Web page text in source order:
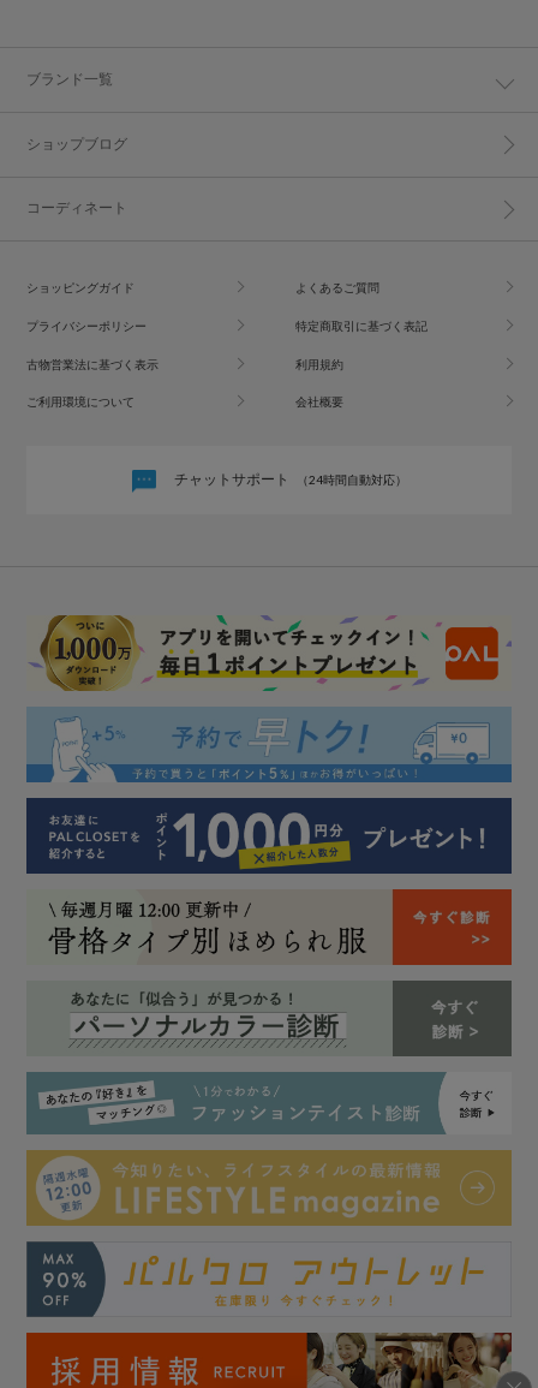
ブランド一覧
ショップブログ
コーディネート
ショッピングガイド よくあるご質問
プライバシーポリシー 特定商取引に基づく表記
古物営業法に基づく表示 利用規約
ご利用環境について 会社概要
チャットサポート （24時間自動対応）